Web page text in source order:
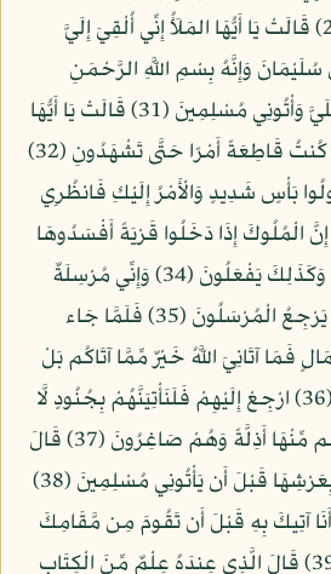
فَانظُرْ مَاذَا يَرْجِعُونَ (28) قَالَتْ يَا أَيُّهَا المَلَأُ إِنِّي أُلْقِيَ إِلَيَّ
إِنَّهُ مِن سُلَيْمَانَ وَإِنَّهُ بِسْمِ اللَّهِ الرَّحْمَنِ
الرَّحِيمِ (30) أَلَّا تَعْلُوا عَلَيَّ وَأْتُونِي مُسْلِمِينَ (31) قَالَتْ يَا أَيُّهَا
المَلَأُ أَفْتُونِي فِي أَمْرِي مَا كُنتُ قَاطِعَةً أَمْرًا حَتَّى تَشْهَدُونِ (32)
بَأْسٍ شَدِيدٍ وَالْأَمْرُ إِلَيْكِ فَانظُرِي
(33) قَالَتْ إِنَّ الْمُلُوكَ إِذَا دَخَلُوا قَرْيَةً أَفْسَدُوهَا
وَجَعَلُوا أَعِزَّةَ أَهْلِهَا أَذِلَّةً وَكَذَلِكَ يَفْعَلُونَ (34) وَإِنِّي مُرْسِلَةٌ
إِلَيْهِم بِهَدِيَّةٍ فَنَاظِرَةٌ بِمَ يَرْجِعُ الْمُرْسَلُونَ (35) فَلَمَّا جَاء
فَمَا آتَانِيَ اللَّهُ خَيْرٌ مِّمَّا آتَاكُم بَلْ
أَنتُم بِهَدِيَّتِكُمْ تَفْرَحُونَ (36) ارْجِعْ إِلَيْهِمْ فَلَنَأْتِيَنَّهُمْ بِجُنُودٍ لَّا
قِبَلَ لَهُم بِهَا وَلَنُخْرِجَنَّهُم مِّنْهَا أَذِلَّةً وَهُمْ صَاغِرُونَ (37) قَالَ
يَا أَيُّهَا المَلَأُ أَيُّكُمْ يَأْتِينِي بِعَرْشِهَا قَبْلَ أَن يَأْتُونِي مُسْلِمِينَ (38)
آتِيكَ بِهِ قَبْلَ أَن تَقُومَ مِن مَّقَامِكَ
وَإِنِّي عَلَيْهِ لَقَوِيٌّ أَمِينٌ (39) قَالَ الَّذِي عِندَهُ عِلْمٌ مِّنَ الْكِتَابِ